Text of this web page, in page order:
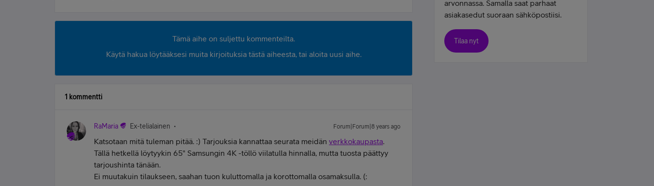
Tämä aihe on suljettu kommenteilta.
Käytä hakua löytääksesi muita kirjoituksia tästä aiheesta, tai aloita uusi aihe.
1 kommentti
RaMaria Ex-telialainen Forum|Forum|8 years ago
Katsotaan mitä tuleman pitää. :) Tarjouksia kannattaa seurata meidän verkkokaupasta.
Tällä hetkellä löytyykin 65" Samsungin 4K -töllö viilatulla hinnalla, mutta tuosta päättyy
tarjoushinta tänään.
Ei muutakuin tilaukseen, saahan tuon kuluttomalla ja korottomalla osamaksulla. (:
arvonnassa. Samalla saat parhaat
asiakasedut suoraan sähköpostiisi.
Tilaa nyt